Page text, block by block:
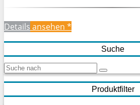
Details ansehen *
Suche
Produktfilter